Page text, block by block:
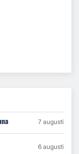
7 augusti
6 augusti